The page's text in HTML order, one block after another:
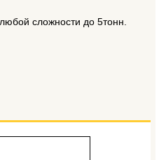
сложности до 5тонн.